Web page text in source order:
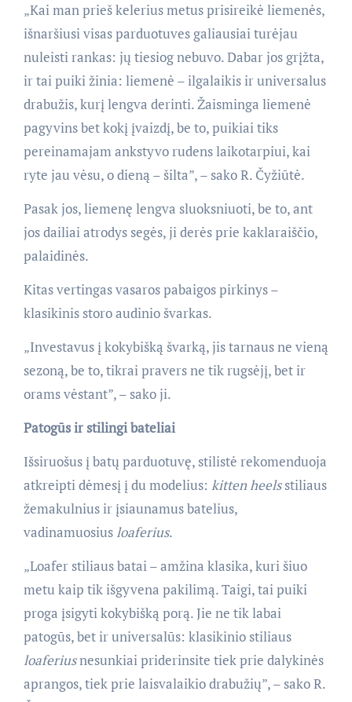
„Kai man prieš kelerius metus prisireikė liemenės,
išnaršiusi visas parduotuves galiausiai turėjau
nuleisti rankas: jų tiesiog nebuvo. Dabar jos grįžta,
ir tai puiki žinia: liemenė – ilgalaikis ir universalus
drabužis, kurį lengva derinti. Žaisminga liemenė
pagyvins bet kokį įvaizdį, be to, puikiai tiks
pereinamajam ankstyvo rudens laikotarpiui, kai
ryte jau vėsu, o dieną – šilta”, – sako R. Čyžiūtė.
Pasak jos, liemenę lengva sluoksniuoti, be to, ant
jos dailiai atrodys segės, ji derės prie kaklaraiščio,
palaidinės.
Kitas vertingas vasaros pabaigos pirkinys –
klasikinis storo audinio švarkas.
„Investavus į kokybišką švarką, jis tarnaus ne vieną
sezoną, be to, tikrai pravers ne tik rugsėjį, bet ir
orams vėstant”, – sako ji.
Patogūs ir stilingi bateliai
Išsiruošus į batų parduotuvę, stilistė rekomenduoja
atkreipti dėmesį į du modelius: kitten heelsstiliaus
žemakulnius ir įsiaunamus batelius,
vadinamuosius loaferius.
„Loafer stiliaus batai – amžina klasika, kuri šiuo
metu kaip tik išgyvena pakilimą. Taigi, tai puiki
proga įsigyti kokybišką porą. Jie ne tik labai
patogūs, bet ir universalūs: klasikinio stiliaus
loaferiusnesunkiai priderinsite tiek prie dalykinės
aprangos, tiek prie laisvalaikio drabužių”, – sako R.